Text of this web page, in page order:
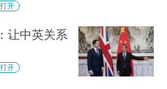
开
让中英关系
开